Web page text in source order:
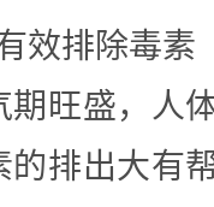
效排除毒素
期旺盛，人
的排出大有